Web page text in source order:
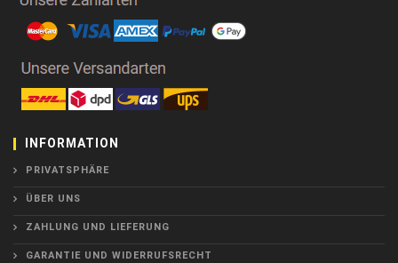
INFORMATION
PRIVATSPHÄRE
ÜBER UNS
ZAHLUNG UND LIEFERUNG
GARANTIE UND WIDERRUFSRECHT